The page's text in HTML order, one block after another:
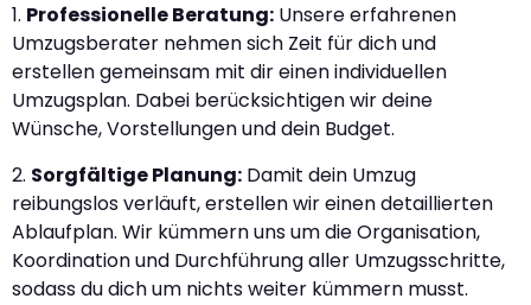
1. Professionelle Beratung: Unsere erfahrenen
Umzugsberater nehmen sich Zeit für dich und
erstellen gemeinsam mit dir einen individuellen
Umzugsplan. Dabei berücksichtigen wir deine
Wünsche, Vorstellungen und dein Budget.
2. Sorgfältige Planung: Damit dein Umzug
reibungslos verläuft, erstellen wir einen detaillierten
Ablaufplan. Wir kümmern uns um die Organisation,
Koordination und Durchführung aller Umzugsschritte,
sodass du dich um nichts weiter kümmern musst.